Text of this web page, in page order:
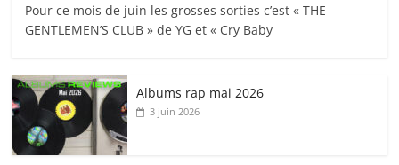
Pour ce mois de juin les grosses sorties c’est « THE
GENTLEMEN’S CLUB » de YG et « Cry Baby
Albums rap mai 2026
3 juin 2026